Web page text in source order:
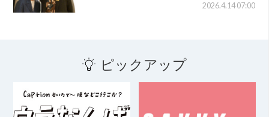
2026.4.14 07:00
ピックアップ